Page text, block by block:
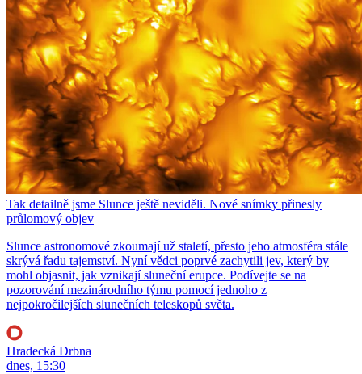
Tak detailně jsme Slunce ještě neviděli. Nové snímky přinesly
průlomový objev
Slunce astronomové zkoumají už staletí, přesto jeho atmosféra stále
skrývá řadu tajemství. Nyní vědci poprvé zachytili jev, který by
mohl objasnit, jak vznikají sluneční erupce. Podívejte se na
pozorování mezinárodního týmu pomocí jednoho z
nejpokročilejších slunečních teleskopů světa.
Hradecká Drbna
dnes, 15:30